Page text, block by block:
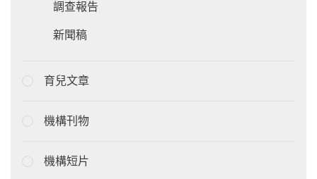
調查報告
新聞稿
育兒文章
機構刊物
機構短片